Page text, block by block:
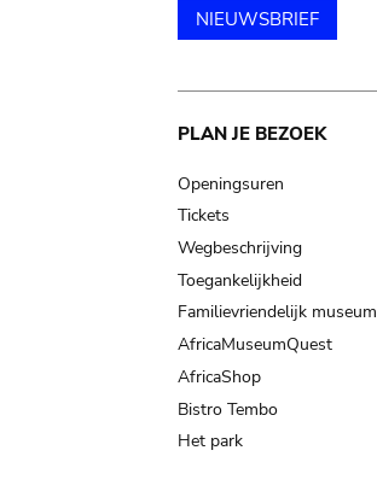
NIEUWSBRIEF
Main
navigation
PLAN JE BEZOEK
Openingsuren
Tickets
Wegbeschrijving
Toegankelijkheid
Familievriendelijk museum
AfricaMuseumQuest
AfricaShop
Bistro Tembo
Het park